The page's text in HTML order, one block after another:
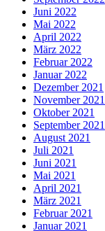
Juni 2022
Mai 2022
April 2022
März 2022
Februar 2022
Januar 2022
Dezember 2021
November 2021
Oktober 2021
September 2021
August 2021
Juli 2021
Juni 2021
Mai 2021
April 2021
März 2021
Februar 2021
Januar 2021